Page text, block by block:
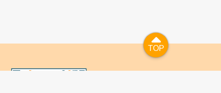
TOP
TOP